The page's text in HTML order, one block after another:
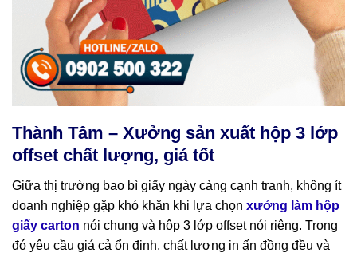
Thành Tâm – Xưởng sản xuất hộp 3 lớp
offset chất lượng, giá tốt
Giữa thị trường bao bì giấy ngày càng cạnh tranh, không ít
doanh nghiệp gặp khó khăn khi lựa chọn xưởng làm hộp
giấy carton nói chung và hộp 3 lớp offset nói riêng. Trong
đó yêu cầu giá cả ổn định, chất lượng in ấn đồng đều và